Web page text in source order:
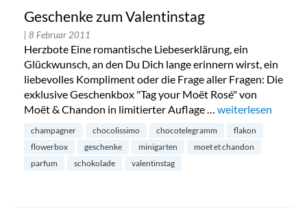
Geschenke zum Valentinstag
| 8 Februar 2011
Herzbote Eine romantische Liebeserklärung, ein
Glückwunsch, an den Du Dich lange erinnern wirst, ein
liebevolles Kompliment oder die Frage aller Fragen: Die
exklusive Geschenkbox "Tag your Moët Rosé" von
Moët & Chandon in limitierter Auflage … „Geschenke zum
weiterlesen
champagner chocolissimo chocotelegramm
flakon
flowerbox
geschenke minigarten
moet et chandon
parfum
schokolade valentinstag